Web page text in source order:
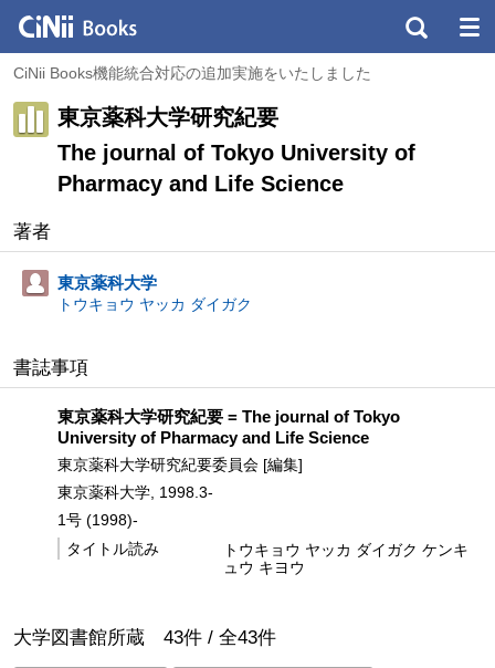
CiNii Books機能統合対応の追加実施をいたしました
東京薬科大学研究紀要
The journal of Tokyo University of
Pharmacy and Life Science
著者
東京薬科大学
トウキョウ ヤッカ ダイガク
書誌事項
東京薬科大学研究紀要 = The journal of Tokyo
University of Pharmacy and Life Science
東京薬科大学研究紀要委員会 [編集]
東京薬科大学, 1998.3-
1号 (1998)-
タイトル読み
トウキョウ ヤッカ ダイガク ケンキ
ュウ キヨウ
大学図書館所蔵 43件 / 全43件